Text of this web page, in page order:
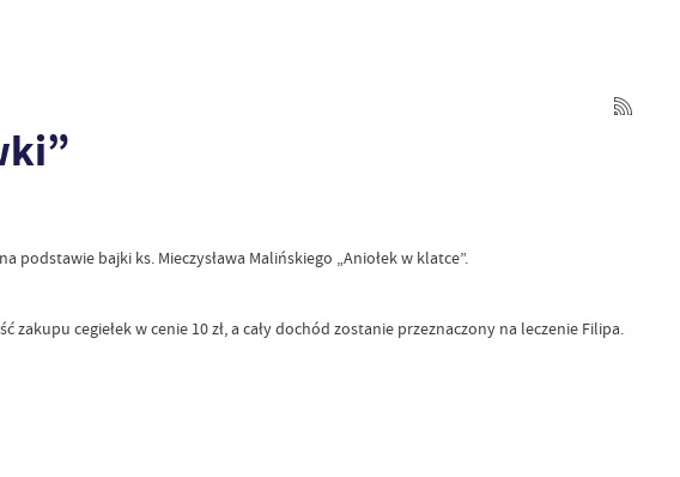
bajki ks. Mieczysława Malińskiego „Aniołek w klatce”.
cegiełek w cenie 10 zł, a cały dochód zostanie przeznaczony na leczenie Filipa.